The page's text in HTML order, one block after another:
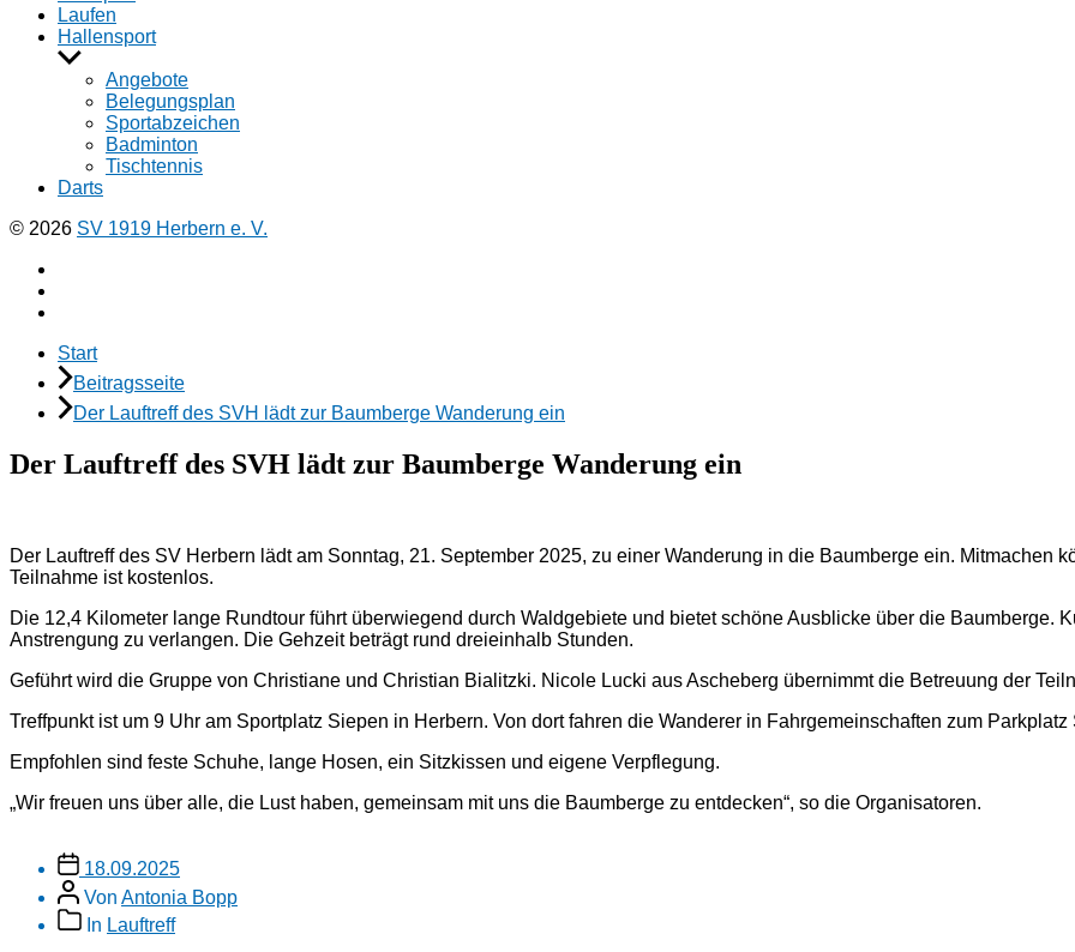
Laufen
Hallensport
Untermenü
anzeigenAngebote
Belegungsplan
Sportabzeichen
Badminton
Tischtennis
Darts
© 2026 SV 1919 Herbern e. V.
Start
Beitragsseite
Der Lauftreff des SVH lädt zur Baumberge Wanderung ein
Der Lauftreff des SVH lädt zur Baumberge Wanderung ein
Der Lauftreff des SV Herbern lädt am Sonntag, 21. September 2025, zu einer Wanderung in die Baumberge ein. Mitmachen
Teilnahme ist kostenlos.
Die 12,4 Kilometer lange Rundtour führt überwiegend durch Waldgebiete und bietet schöne Ausblicke über die Baumberge.
Anstrengung zu verlangen. Die Gehzeit beträgt rund dreieinhalb Stunden.
Geführt wird die Gruppe von Christiane und Christian Bialitzki. Nicole Lucki aus Ascheberg übernimmt die Betreuung der
Treffpunkt ist um 9 Uhr am Sportplatz Siepen in Herbern. Von dort fahren die Wanderer in Fahrgemeinschaften zum
Empfohlen sind feste Schuhe, lange Hosen, ein Sitzkissen und eigene Verpflegung.
„Wir freuen uns über alle, die Lust haben, gemeinsam mit uns die Baumberge zu entdecken“, so die Organisatoren.
Veröffentlichungsdatum
18.09.2025
Beitragsautor
Von Antonia Bopp
Beitragskategorien
In Lauftreff